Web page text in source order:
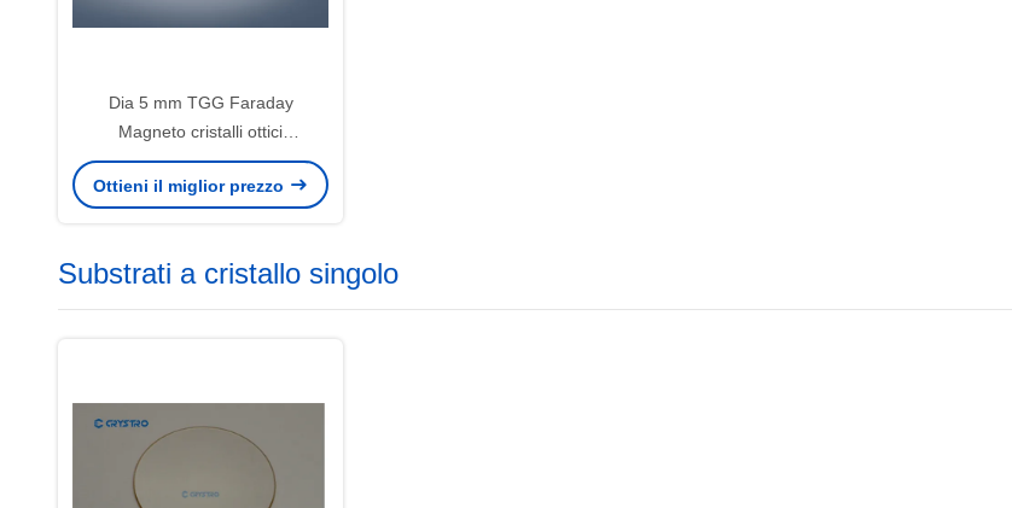
Dia 5 mm TGG Faraday
Magneto cristalli ottici
TB3Ga5O12
Ottieni il miglior prezzo
Substrati a cristallo singolo